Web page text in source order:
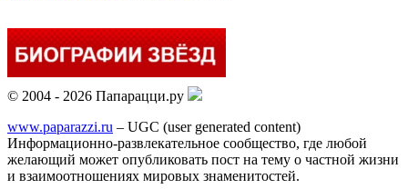
© 2004 - 2026 Папарацци.ру
www.paparazzi.ru – UGC (user generated content)
Информационно-развлекательное сообщество, где любой
желающий может опубликовать пост на тему о частной жизни
и взаимоотношениях мировых знаменитостей.